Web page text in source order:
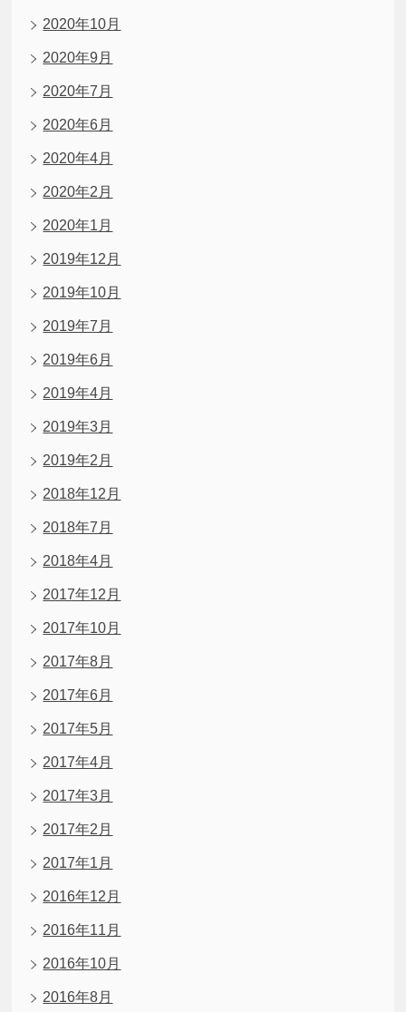
2020年10月
2020年9月
2020年7月
2020年6月
2020年4月
2020年2月
2020年1月
2019年12月
2019年10月
2019年7月
2019年6月
2019年4月
2019年3月
2019年2月
2018年12月
2018年7月
2018年4月
2017年12月
2017年10月
2017年8月
2017年6月
2017年5月
2017年4月
2017年3月
2017年2月
2017年1月
2016年12月
2016年11月
2016年10月
2016年8月